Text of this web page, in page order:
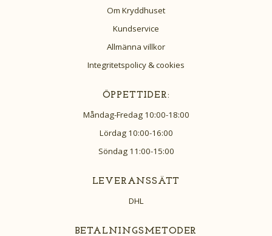
Om Kryddhuset
Kundservice
Allmänna villkor
Integritetspolicy & cookies
ÖPPETTIDER:
Måndag-Fredag 10:00-18:00
Lördag 10:00-16:00
Söndag 11:00-15:00
LEVERANSSÄTT
DHL
BETALNINGSMETODER